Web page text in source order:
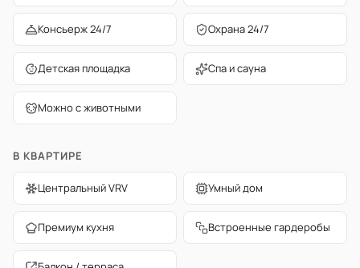
Консьерж 24/7 Охрана 24/7
Детская площадка Спа и сауна
Можно с животными
В КВАРТИРЕ
Центральный VRV Умный дом
Премиум кухня Встроенные гардеробы